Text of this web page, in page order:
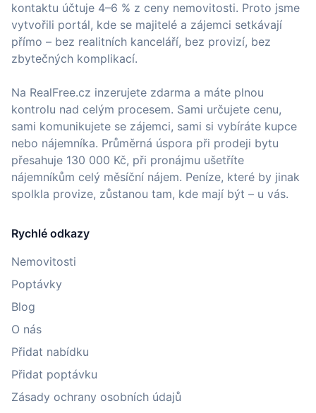
kontaktu účtuje 4–6 % z ceny nemovitosti. Proto jsme
vytvořili portál, kde se majitelé a zájemci setkávají
přímo – bez realitních kanceláří, bez provizí, bez
zbytečných komplikací.
Na RealFree.cz inzerujete zdarma a máte plnou
kontrolu nad celým procesem. Sami určujete cenu,
sami komunikujete se zájemci, sami si vybíráte kupce
nebo nájemníka. Průměrná úspora při prodeji bytu
přesahuje 130 000 Kč, při pronájmu ušetříte
nájemníkům celý měsíční nájem. Peníze, které by jinak
spolkla provize, zůstanou tam, kde mají být – u vás.
Rychlé odkazy
Nemovitosti
Poptávky
Blog
O nás
Přidat nabídku
Přidat poptávku
Zásady ochrany osobních údajů